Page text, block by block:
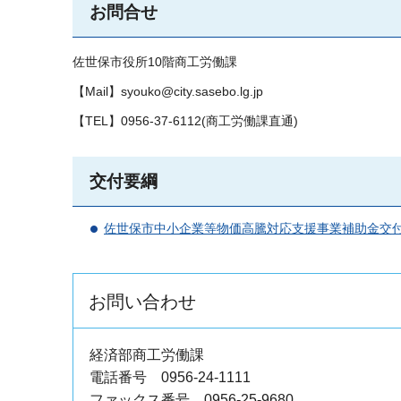
お問合せ
佐世保市役所10階商工労働課
【Mail】syouko@city.sasebo.lg.jp
【TEL】0956-37-6112(商工労働課直通)
交付要綱
佐世保市中小企業等物価高騰対応支援事業補助金交
お問い合わせ
経済部商工労働課
電話番号 0956-24-1111